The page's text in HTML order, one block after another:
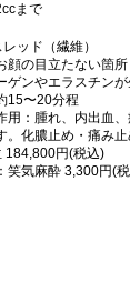
まで
ッド（繊維）
顔の目立たない箇
ゲンやエラスチン
15〜20分程
用：腫れ、内出血
。化膿止め・痛み
184,800円(税込)
笑気麻酔 3,300円(